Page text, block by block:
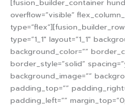
[fusion_builder_container
overflow=”visible”
type=”1_1″ layout=”1_1″
background_color=””
border_style=”solid”
background_image=””
padding_top=””
padding_left=””